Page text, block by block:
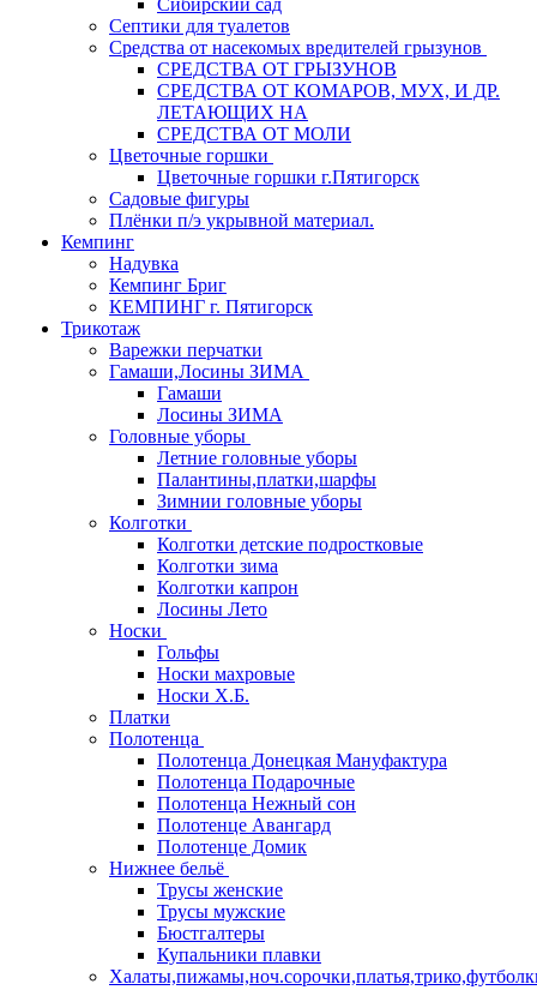
Сибирский сад
Септики для туалетов
Средства от насекомых вредителей грызунов
СPEДСТВА ОТ ГРЫЗУНОВ
СРЕДСТВА ОТ КОМАРОВ, МУХ, И ДР.
ЛЕТАЮЩИХ НА
СРЕДСТВА ОТ МОЛИ
Цветочные горшки
Цветочные горшки г.Пятигорск
Садовые фигуры
Плёнки п/э укрывной материал.
Кемпинг
Надувка
Кемпинг Бриг
КЕМПИНГ г. Пятигорск
Трикотаж
Варежки перчатки
Гамаши,Лосины ЗИМА
Гамаши
Лосины ЗИМА
Головные уборы
Летние головные уборы
Палантины,платки,шарфы
Зимнии головные уборы
Колготки
Колготки детские подростковые
Колготки зима
Колготки капрон
Лосины Лето
Носки
Гольфы
Носки махровые
Носки Х.Б.
Платки
Полотенца
Полотенца Донецкая Мануфактура
Полотенца Подарочные
Полотенца Нежный сон
Полотенце Авангард
Полотенце Домик
Нижнее бельё
Трусы женские
Трусы мужские
Бюстгалтеры
Купальники плавки